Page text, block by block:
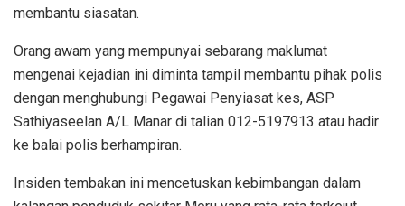
membantu siasatan.
Orang awam yang mempunyai sebarang maklumat
mengenai kejadian ini diminta tampil membantu pihak polis
dengan menghubungi Pegawai Penyiasat kes, ASP
Sathiyaseelan A/L Manar di talian 012-5197913 atau hadir
ke balai polis berhampiran.
Insiden tembakan ini mencetuskan kebimbangan dalam